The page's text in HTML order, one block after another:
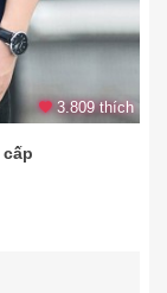
3.809 thích